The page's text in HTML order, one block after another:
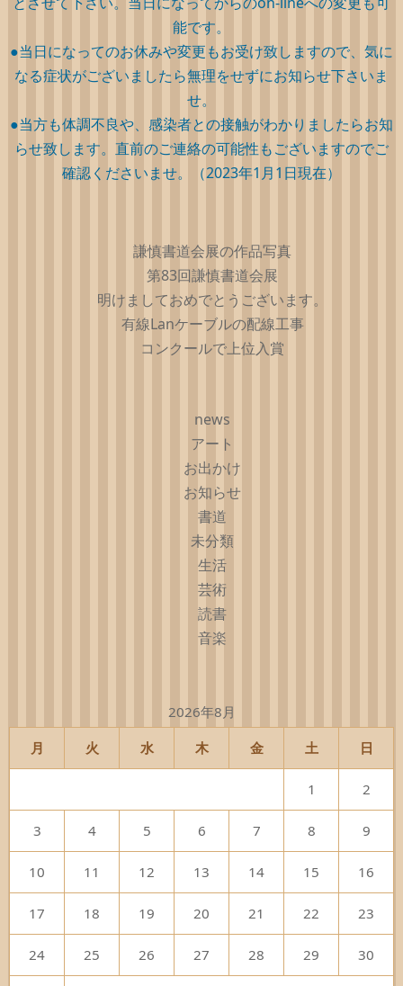
能です。
●当日になってのお休みや変更もお受け致しますので、気に
なる症状がございましたら無理をせずにお知らせ下さいま
せ。
●当方も体調不良や、感染者との接触がわかりましたらお知
らせ致します。直前のご連絡の可能性もございますのでご
確認くださいませ。（2023年1月1日現在）
謙慎書道会展の作品写真
第83回謙慎書道会展
明けましておめでとうございます。
有線Lanケーブルの配線工事
コンクールで上位入賞
news
アート
お出かけ
お知らせ
書道
未分類
生活
芸術
読書
音楽
2026年8月
月 火 水 木 金 土 日
1 2
3 4 5 6 7 8 9
10 11 12 13 14 15 16
17 18 19 20 21 22 23
24 25 26 27 28 29 30